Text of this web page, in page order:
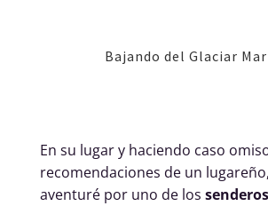
Bajando del Glaciar
En su lugar y haciendo caso
recomendaciones de un
aventuré por uno de los